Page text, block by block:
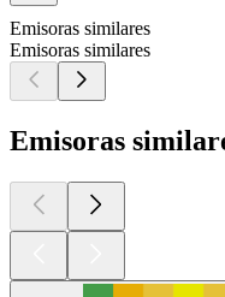
Emisoras similares
Emisoras similares
Emisoras